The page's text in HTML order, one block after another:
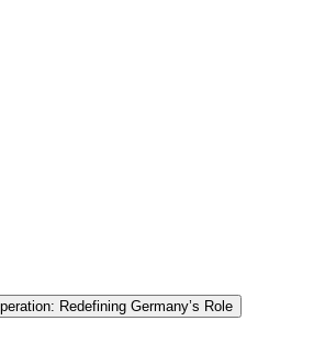
Redefining Germany’s Role